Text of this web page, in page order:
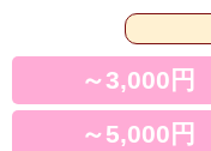
～3,000円
～5,000円